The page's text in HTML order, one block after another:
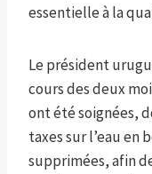
essentielle à la
Le président
cours des deux
ont été soignées,
taxes sur l’eau
supprimées, afin